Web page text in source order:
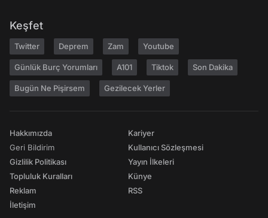
Keşfet
Twitter Deprem Zam Youtube
Günlük Burç Yorumları A101 Tiktok Son Dakika
Bugün Ne Pişirsem Gezilecek Yerler
Hakkımızda
Geri Bildirim
Gizlilik Politikası
Topluluk Kuralları
Reklam
İletişim
Kariyer
Kullanıcı Sözleşmesi
Yayın İlkeleri
Künye
RSS